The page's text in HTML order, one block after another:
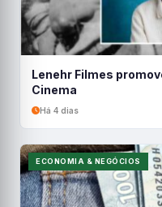
Lenehr Filmes
Cinema
Há 4 dias
ECONOMIA & NEGÓCIOS